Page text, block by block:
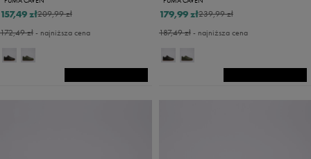
209,99 zł
157,49 zł
172,49 zł- najniższa cena
239,99 zł
179,99 zł
187,49 zł- najniższa cena